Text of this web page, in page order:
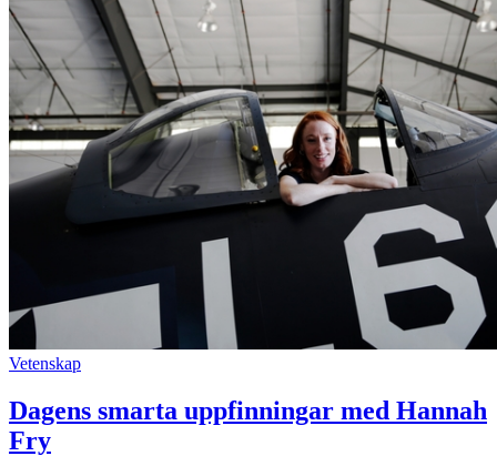
Vetenskap
Dagens smarta uppfinningar med Hannah
Fry